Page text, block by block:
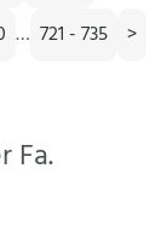
… 721 - 735
>
Fa.